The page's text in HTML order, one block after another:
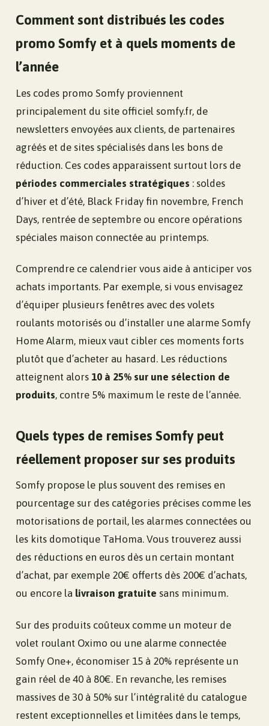
Comment sont distribués les codes
promo Somfy et à quels moments de
l’année
Les codes promo Somfy proviennent
principalement du site officiel somfy.fr, de
newsletters envoyées aux clients, de partenaires
agréés et de sites spécialisés dans les bons de
réduction. Ces codes apparaissent surtout lors de
périodes commerciales stratégiques : soldes
d’hiver et d’été, Black Friday fin novembre, French
Days, rentrée de septembre ou encore opérations
spéciales maison connectée au printemps.
Comprendre ce calendrier vous aide à anticiper vos
achats importants. Par exemple, si vous envisagez
d’équiper plusieurs fenêtres avec des volets
roulants motorisés ou d’installer une alarme Somfy
Home Alarm, mieux vaut cibler ces moments forts
plutôt que d’acheter au hasard. Les réductions
atteignent alors 10 à 25% sur une sélection de
produits, contre 5% maximum le reste de l’année.
Quels types de remises Somfy peut
réellement proposer sur ses produits
Somfy propose le plus souvent des remises en
pourcentage sur des catégories précises comme les
motorisations de portail, les alarmes connectées ou
les kits domotique TaHoma. Vous trouverez aussi
des réductions en euros dès un certain montant
d’achat, par exemple 20€ offerts dès 200€ d’achats,
ou encore la livraison gratuite sans minimum.
Sur des produits coûteux comme un moteur de
volet roulant Oximo ou une alarme connectée
Somfy One+, économiser 15 à 20% représente un
gain réel de 40 à 80€. En revanche, les remises
massives de 30 à 50% sur l’intégralité du catalogue
restent exceptionnelles et limitées dans le temps,